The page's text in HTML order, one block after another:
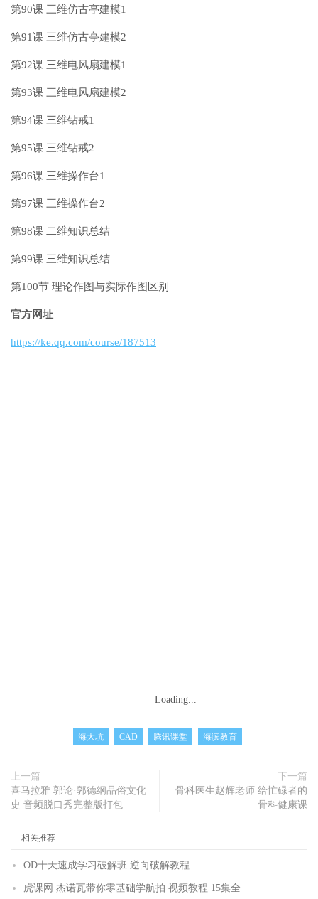
第90课 三维仿古亭建模1
第91课 三维仿古亭建模2
第92课 三维电风扇建模1
第93课 三维电风扇建模2
第94课 三维钻戒1
第95课 三维钻戒2
第96课 三维操作台1
第97课 三维操作台2
第98课 二维知识总结
第99课 三维知识总结
第100节 理论作图与实际作图区别
官方网址
https://ke.qq.com/course/187513
Loading...
海大坑 CAD 腾讯课堂 海滨教育
上一篇
喜马拉雅 郭论·郭德纲品俗文化
史 音频脱口秀完整版打包
下一篇
骨科医生赵辉老师 给忙碌者的
骨科健康课
相关推荐
OD十天速成学习破解班 逆向破解教程
虎课网 杰诺瓦带你零基础学航拍 视频教程 15集全